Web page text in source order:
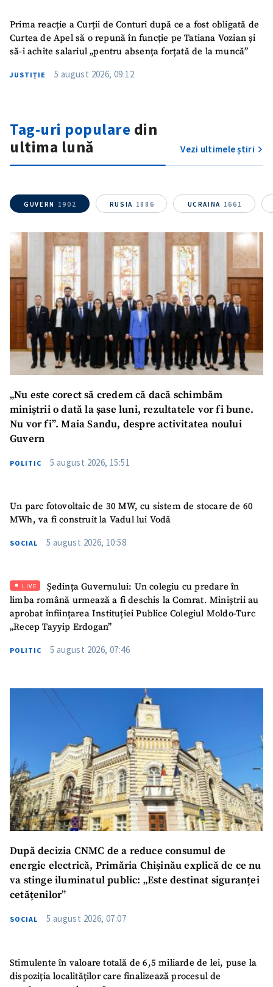
Prima reacție a Curții de Conturi după ce a fost obligată de
Curtea de Apel să o repună în funcție pe Tatiana Vozian și
să-i achite salariul „pentru absența forțată de la muncă”
JUSTIȚIE 5 august 2026, 09:12
Tag-uri populare din
ultima lună
Vezi ultimele știri
GUVERN 1902 RUSIA 1886 UCRAINA 1661
„Nu este corect să credem că dacă schimbăm
miniștrii o dată la șase luni, rezultatele vor fi bune.
Nu vor fi”. Maia Sandu, despre activitatea noului
Guvern
POLITIC 5 august 2026, 15:51
Un parc fotovoltaic de 30 MW, cu sistem de stocare de 60
MWh, va fi construit la Vadul lui Vodă
SOCIAL 5 august 2026, 10:58
LIVE
Ședința Guvernului: Un colegiu cu predare în
limba română urmează a fi deschis la Comrat. Miniștrii au
aprobat înființarea Instituției Publice Colegiul Moldo-Turc
„Recep Tayyip Erdogan”
POLITIC 5 august 2026, 07:46
După decizia CNMC de a reduce consumul de
energie electrică, Primăria Chișinău explică de ce nu
va stinge iluminatul public: „Este destinat siguranței
cetățenilor”
SOCIAL 5 august 2026, 07:07
Stimulente în valoare totală de 6,5 miliarde de lei, puse la
dispoziția localităților care finalizează procesul de